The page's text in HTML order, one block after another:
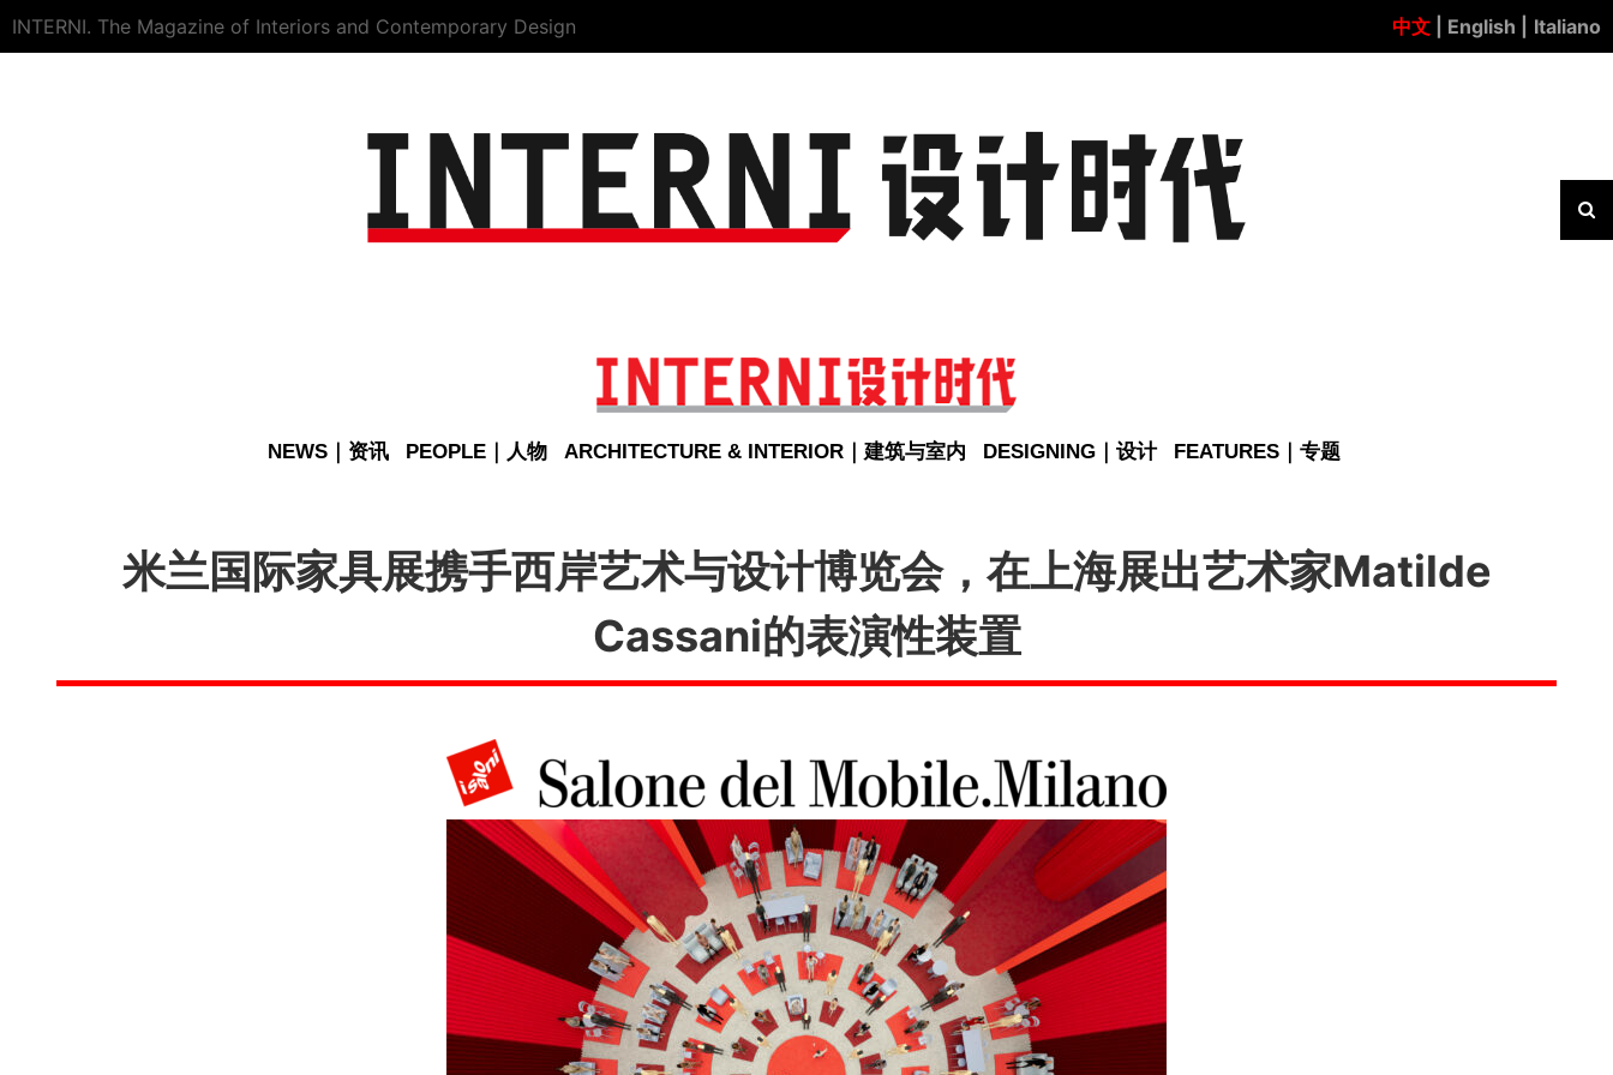
INTERNI. The Magazine of Interiors and Contemporary Design 中文 | English | Italiano
NEWS｜资讯 PEOPLE｜人物 ARCHITECTURE & INTERIOR｜建筑与室内 DESIGNING｜设计 FEATURES｜专题
米兰国际家具展携手西岸艺术与设计博览会，在上海展出艺术家Matilde
Cassani的表演性装置